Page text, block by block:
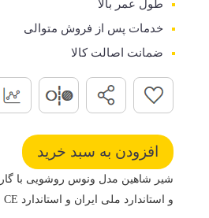
طول عمر بالا
خدمات پس از فروش متوالی
ضمانت اصالت کالا
و استاندارد ملی ایران و استاندارد CE اروپا